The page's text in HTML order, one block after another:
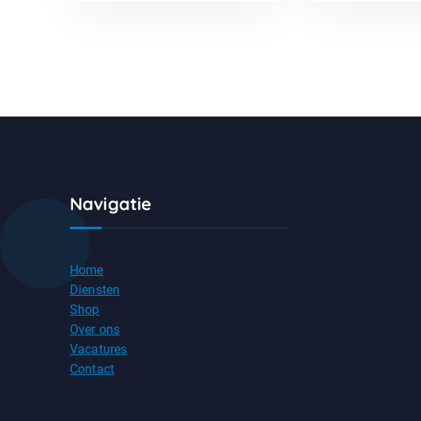
Navigatie
Home
Diensten
Shop
Over ons
Vacatures
Contact